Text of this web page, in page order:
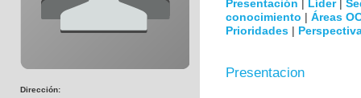
Dirección:
Presentación | Líder|
conocimiento | Áreas
Prioridades |
Presentacion